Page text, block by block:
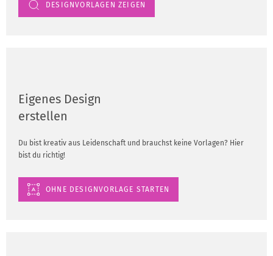
DESIGNVORLAGEN ZEIGEN
Eigenes Design
erstellen
Du bist kreativ aus Leidenschaft und brauchst keine Vorlagen? Hier
bist du richtig!
OHNE DESIGNVORLAGE STARTEN